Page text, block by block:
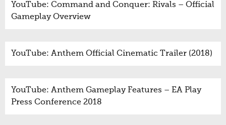
YouTube: Command and Conquer: Rivals – Official
Gameplay Overview
YouTube: Anthem Official Cinematic Trailer (2018)
YouTube: Anthem Gameplay Features – EA Play
Press Conference 2018